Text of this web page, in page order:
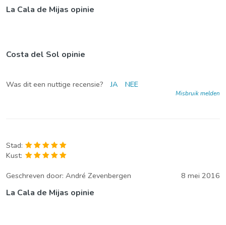
La Cala de Mijas opinie
Costa del Sol opinie
Was dit een nuttige recensie? JA NEE
Misbruik melden
Stad:
Kust:
Geschreven door: André Zevenbergen 8 mei 2016
La Cala de Mijas opinie